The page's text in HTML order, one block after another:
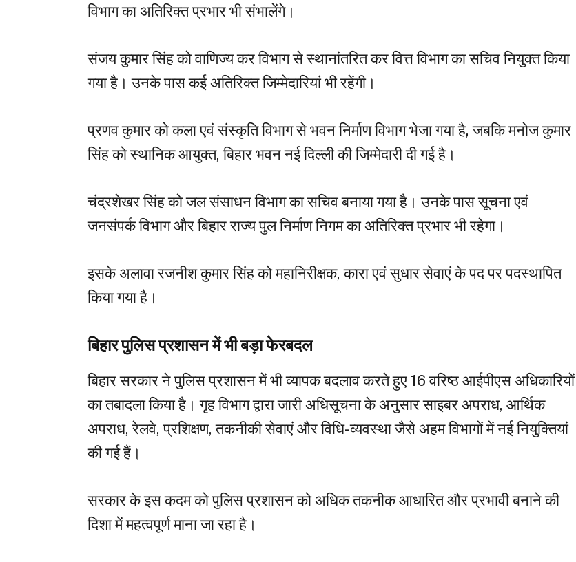
विभाग का अतिरिक्त प्रभार भी संभालेंगे।
संजय कुमार सिंह को वाणिज्य कर विभाग से स्थानांतरित कर वित्त विभाग का सचिव नियुक्त किया
गया है। उनके पास कई अतिरिक्त जिम्मेदारियां भी रहेंगी।
प्रणव कुमार को कला एवं संस्कृति विभाग से भवन निर्माण विभाग भेजा गया है, जबकि मनोज कुमार
सिंह को स्थानिक आयुक्त, बिहार भवन नई दिल्ली की जिम्मेदारी दी गई है।
चंद्रशेखर सिंह को जल संसाधन विभाग का सचिव बनाया गया है। उनके पास सूचना एवं
जनसंपर्क विभाग और बिहार राज्य पुल निर्माण निगम का अतिरिक्त प्रभार भी रहेगा।
इसके अलावा रजनीश कुमार सिंह को महानिरीक्षक, कारा एवं सुधार सेवाएं के पद पर पदस्थापित
किया गया है।
बिहार पुलिस प्रशासन में भी बड़ा फेरबदल
बिहार सरकार ने पुलिस प्रशासन में भी व्यापक बदलाव करते हुए 16 वरिष्ठ आईपीएस अधिकारियों
का तबादला किया है। गृह विभाग द्वारा जारी अधिसूचना के अनुसार साइबर अपराध, आर्थिक
अपराध, रेलवे, प्रशिक्षण, तकनीकी सेवाएं और विधि-व्यवस्था जैसे अहम विभागों में नई नियुक्तियां
की गई हैं।
सरकार के इस कदम को पुलिस प्रशासन को अधिक तकनीक आधारित और प्रभावी बनाने की
दिशा में महत्वपूर्ण माना जा रहा है।